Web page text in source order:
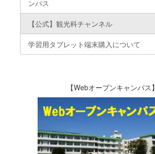
ンパス
【公式】観光科チャンネル
学習用タブレット端末購入について
【Webオープンキャンパス】